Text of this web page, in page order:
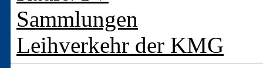
Sammlungen
Leihverkehr der KMG